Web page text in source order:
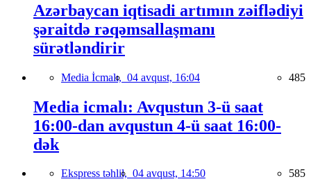
Azərbaycan iqtisadi artımın zəiflədiyi
şəraitdə rəqəmsallaşmanı
sürətləndirir
Media İcmalı, 04 avqust, 16:04 485
Media icmalı: Avqustun 3-ü saat
16:00-dan avqustun 4-ü saat 16:00-
dək
Ekspress təhlil, 04 avqust, 14:50 585